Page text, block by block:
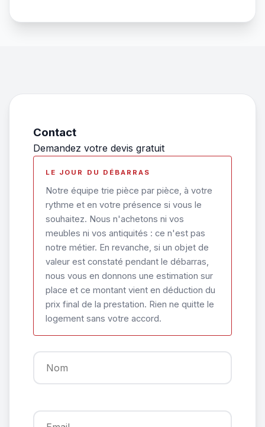
Contact
Demandez votre devis gratuit
LE JOUR DU DÉBARRAS
Notre équipe trie pièce par pièce, à votre
rythme et en votre présence si vous le
souhaitez. Nous n'achetons ni vos
meubles ni vos antiquités : ce n'est pas
notre métier. En revanche, si un objet de
valeur est constaté pendant le débarras,
nous vous en donnons une estimation sur
place et ce montant vient en déduction du
prix final de la prestation. Rien ne quitte le
logement sans votre accord.